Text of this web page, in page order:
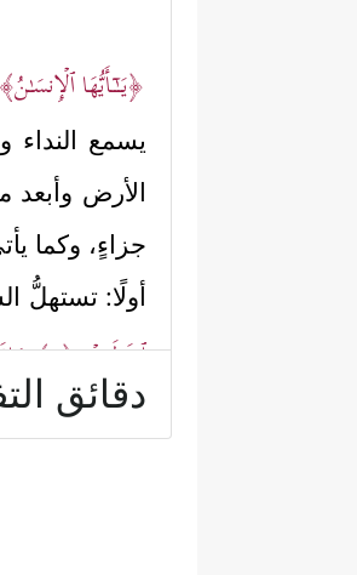
﴿یَــٰۤـأَیُّهَا ٱلۡإِنسَـٰنُ﴾
يسمع النداء
الأرض وأبعد
جزاءٍ، وكما
أولًا: تستهلُّ
ٱنفَطَرَتۡ﴿١﴾
ثانيًا: ثم
دقائق